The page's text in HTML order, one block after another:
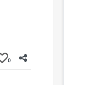
0